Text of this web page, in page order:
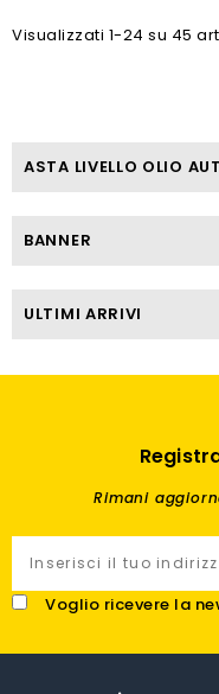
Visualizzati 1-24 su 45
ASTA LIVELLO OLIO
BANNER
ULTIMI ARRIVI
Rimani
Voglio ricevere la